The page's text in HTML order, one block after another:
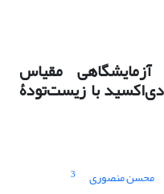
مقیاس
دیاکسید با زیستتودۀ
محسن منصوری
3